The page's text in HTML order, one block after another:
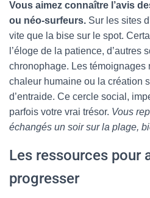
Vous aimez connaître l’avis
ou néo-surfeurs. Sur les sites
vite que la bise sur le spot.
l’éloge de la patience, d’autres
chronophage. Les témoignages
chaleur humaine ou la création
d’entraide. Ce cercle social,
parfois votre vrai trésor. Vous
échangés un soir sur la plage,
Les ressources pour
progresser